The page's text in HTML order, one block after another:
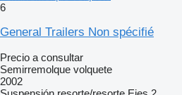
6
General Trailers Non spécifié
Precio a consultar
Semirremolque volquete
2002